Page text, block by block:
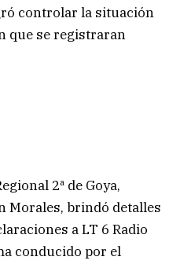
controlar la situación
que se registraran
2ª de Goya,
Morales, brindó detalles
a LT 6 Radio
conducido por el